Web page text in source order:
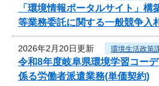
「環境情報ポータルサイト」構
等業務委託に関する一般競争入
2026年2月20日更新 環境生活政策
令和8年度岐阜県環境学習コー
係る労働者派遣業務(単価契約)